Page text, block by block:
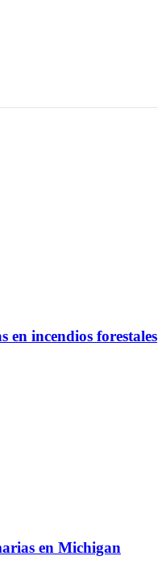
en incendios forestales
en Michigan